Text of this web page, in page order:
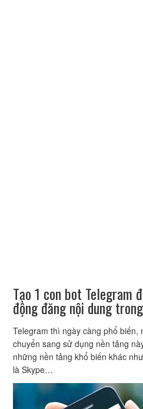
Tạo 1 con bot Telegram
động đăng nội dung
Telegram thì ngày càng phổ biến,
chuyển sang sử dụng nền tảng
những nền tảng khổ biến khác
là Skype…